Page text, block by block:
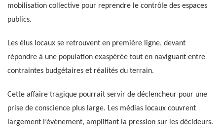
mobilisation collective pour reprendre le contrôle des espaces
publics.
Les élus locaux se retrouvent en première ligne, devant
répondre à une population exaspérée tout en naviguant entre
contraintes budgétaires et réalités du terrain.
Cette affaire tragique pourrait servir de déclencheur pour une
prise de conscience plus large. Les médias locaux couvrent
largement l’événement, amplifiant la pression sur les décideurs.